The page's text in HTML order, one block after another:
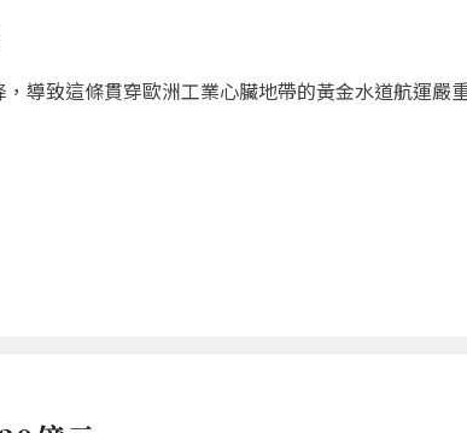
導致這條貫穿歐洲工業心臟地帶的黃金水道航運嚴